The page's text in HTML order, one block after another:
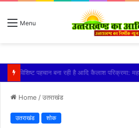
Menu
तेज बारिश से धर्मनगरी हरिद्वार हुई पानी-पानी
Home /उतराखंड
उतराखंड शोक